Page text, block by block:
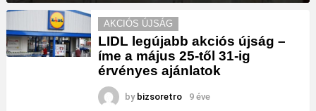
MORE
STORIES
AKCIÓS ÚJSÁG
LIDL legújabb akciós újság –
íme a május 25-től 31-ig
érvényes ajánlatok
by bizsoretro 9 éve